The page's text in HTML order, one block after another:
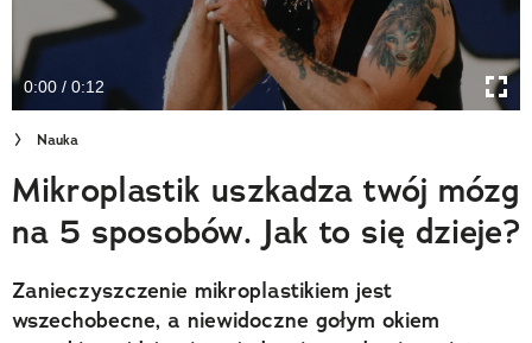
Newsletter
Cuda Polski
Wielki Konkurs Fotograficzny
Trendbook Podróżniczy
Polecane
0:00 / 0:12
Nauka
Mikroplastik uszkadza twój mózg
na 5 sposobów. Jak to się dzieje?
Zanieczyszczenie mikroplastikiem jest
wszechobecne, a niewidoczne gołym okiem